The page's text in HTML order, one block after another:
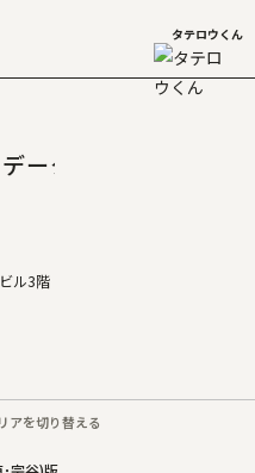
タテロウくん
ータベース
ル3階
アを切り替える